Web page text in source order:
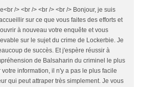
/> <br /> <br /> <br /> Bonjour, je suis
sur ce que vous faites des efforts et
à nouveau votre enquête et vous
sur le sujet du crime de Lockerbie. Je
de succès. Et j'espère réussir à
de Balsaharin du criminel le plus
information, il n'y a pas le plus facile
qui peut attraper très simplement. Je vous